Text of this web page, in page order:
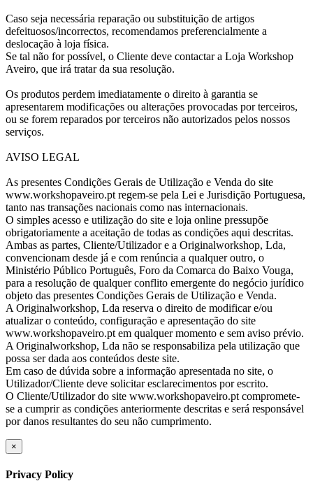
Caso seja necessária reparação ou substituição de artigos
defeituosos/incorrectos, recomendamos preferencialmente a
deslocação à loja física.
Se tal não for possível, o Cliente deve contactar a Loja Workshop
Aveiro, que irá tratar da sua resolução.
Os produtos perdem imediatamente o direito à garantia se
apresentarem modificações ou alterações provocadas por terceiros,
ou se forem reparados por terceiros não autorizados pelos nossos
serviços.
AVISO LEGAL
As presentes Condições Gerais de Utilização e Venda do site
www.workshopaveiro.pt regem-se pela Lei e Jurisdição Portuguesa,
tanto nas transações nacionais como nas internacionais.
O simples acesso e utilização do site e loja online pressupõe
obrigatoriamente a aceitação de todas as condições aqui descritas.
Ambas as partes, Cliente/Utilizador e a Originalworkshop, Lda,
convencionam desde já e com renúncia a qualquer outro, o
Ministério Público Português, Foro da Comarca do Baixo Vouga,
para a resolução de qualquer conflito emergente do negócio jurídico
objeto das presentes Condições Gerais de Utilização e Venda.
A Originalworkshop, Lda reserva o direito de modificar e/ou
atualizar o conteúdo, configuração e apresentação do site
www.workshopaveiro.pt em qualquer momento e sem aviso prévio.
A Originalworkshop, Lda não se responsabiliza pela utilização que
possa ser dada aos conteúdos deste site.
Em caso de dúvida sobre a informação apresentada no site, o
Utilizador/Cliente deve solicitar esclarecimentos por escrito.
O Cliente/Utilizador do site www.workshopaveiro.pt compromete-
se a cumprir as condições anteriormente descritas e será responsável
por danos resultantes do seu não cumprimento.
×
Privacy Policy